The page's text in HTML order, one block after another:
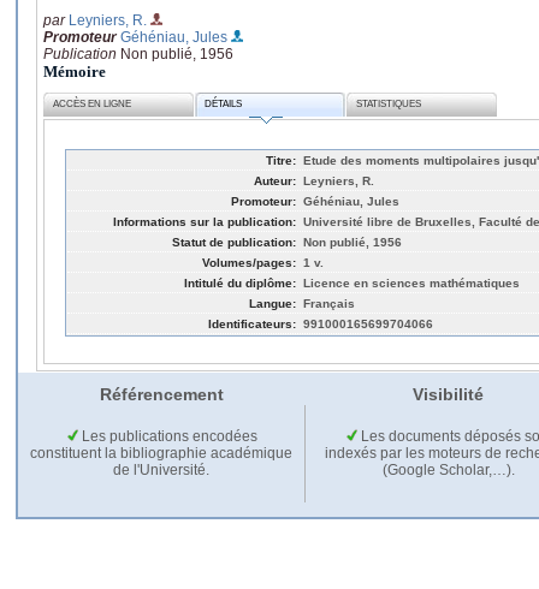
par Leyniers, R.
Promoteur Géhéniau, Jules
Publication Non publié, 1956
Mémoire
ACCÈS EN LIGNE DÉTAILS STATISTIQUES
Titre: Etude des moments multipolaires
Auteur: Leyniers, R.
Promoteur: Géhéniau, Jules
Informations sur la publication: Université libre de Bruxelles, Faculté
Statut de publication: Non publié, 1956
Volumes/pages: 1 v.
Intitulé du diplôme: Licence en sciences mathématiques
Langue: Français
Identificateurs: 991000165699704066
Référencement Visibilité
Les publications encodées
constituent la bibliographie académique
de l'Université.
Les documents déposés
indexés par les moteurs de
(Google Scholar,…).